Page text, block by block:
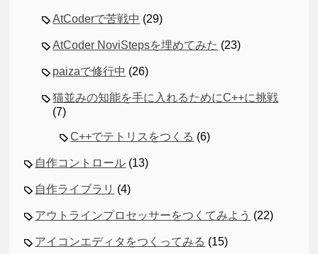
AtCoderで苦戦中 (29)
AtCoder NoviStepsを埋めてみた (23)
paizaで修行中 (26)
猫並みの知能を手に入れるためにC++に挑戦
(7)
C++でテトリスをつくる (6)
自作コントロール (13)
自作ライブラリ (4)
アウトラインプロセッサーをつくてみよう (22)
アイコンエディタをつくってみる (15)